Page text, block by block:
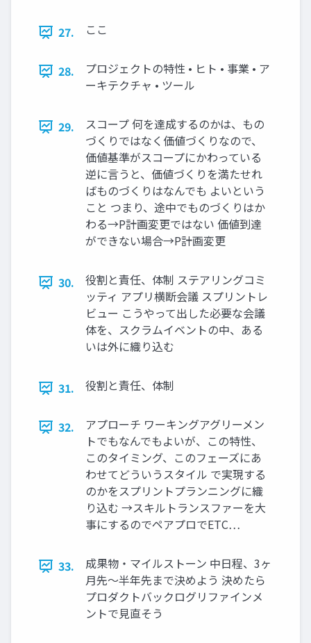
27. ここ
28.
プロジェクトの特性 • ヒト • 事業 • ア
ーキテクチャ • ツール
29.
スコープ 何を達成するのかは、もの
づくりではなく価値づくりなので、
価値基準がスコープにかわっている
逆に言うと、価値づくりを満たせれ
ばものづくりはなんでも よいという
こと つまり、途中でものづくりはか
わる→P計画変更ではない 価値到達
ができない場合→P計画変更
30.
役割と責任、体制 ステアリングコミ
ッティ アプリ横断会議 スプリントレ
ビュー こうやって出した必要な会議
体を、スクラムイベントの中、ある
いは外に織り込む
31. 役割と責任、体制
32.
アプローチ ワーキングアグリーメン
トでもなんでもよいが、この特性、
このタイミング、このフェーズにあ
わせてどういうスタイル で実現する
のかをスプリントプランニングに織
り込む →スキルトランスファーを大
事にするのでペアプロでETC…
33.
成果物・マイルストーン 中日程、3ヶ
月先～半年先まで決めよう 決めたら
プロダクトバックログリファインメ
ントで見直そう